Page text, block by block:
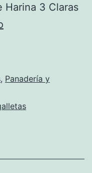
Harina 3 Claras
de
, Panadería y